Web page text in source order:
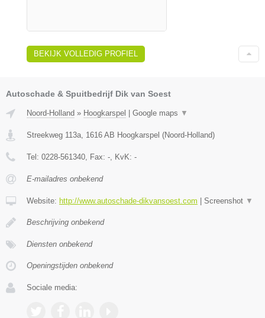
BEKIJK VOLLEDIG PROFIEL
Autoschade & Spuitbedrijf Dik van Soest
Noord-Holland » Hoogkarspel Google maps ▼
Streekweg 113a 1616 AB Hoogkarspel (Noord-Holland)
Tel: 0228-561340 , Fax: - , KvK: -
E-mailadres onbekend
Website: http://www.autoschade-dikvansoest.com Screenshot ▼
Beschrijving onbekend
Diensten onbekend
Openingstijden onbekend
Sociale media: